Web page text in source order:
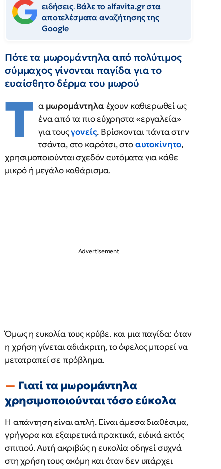
ειδήσεις. Βάλε το alfavita.gr στα
αποτελέσματα αναζήτησης της
Google
Πότε τα μωρομάντηλα από πολύτιμος
σύμμαχος γίνονται παγίδα για το
ευαίσθητο δέρμα του μωρού
Τ α μωρομάντηλα έχουν καθιερωθεί ως
ένα από τα πιο εύχρηστα «εργαλεία»
για τουςγονείς. Βρίσκονται πάντα στην
τσάντα, στο καρότσι, στοαυτοκίνητο,
χρησιμοποιούνται σχεδόν αυτόματα για κάθε
μικρό ή μεγάλο καθάρισμα.
Όμως η ευκολία τους κρύβει και μια παγίδα: όταν
η χρήση γίνεται αδιάκριτη, το όφελος μπορεί να
μετατραπεί σε πρόβλημα.
Γιατί τα μωρομάντηλα
χρησιμοποιούνται τόσο εύκολα
Η απάντηση είναι απλή. Είναι άμεσα διαθέσιμα,
γρήγορα και εξαιρετικά πρακτικά, ειδικά εκτός
σπιτιού. Αυτή ακριβώς η ευκολία οδηγεί συχνά
στη χρήση τους ακόμη και όταν δεν υπάρχει